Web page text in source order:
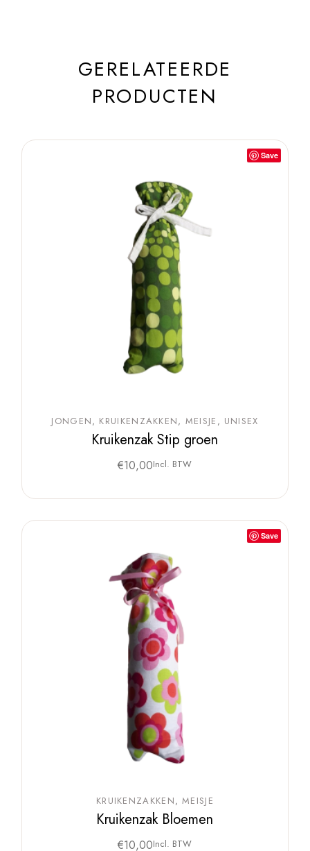
GERELATEERDE
PRODUCTEN
Save
JONGEN KRUIKENZAKKEN MEISJE UNISEX
Kruikenzak Stip groen
€10,00Incl. BTW
Save
KRUIKENZAKKEN MEISJE
Kruikenzak Bloemen
€10,00Incl. BTW